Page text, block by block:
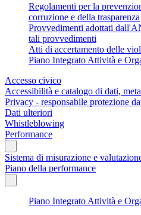
Regolamenti per la
corruzione e della trasparenza
Provvedimenti adottati
tali provvedimenti
Atti di accertamento delle
Piano Integrato Attività e
Accesso civico
Accessibilità e catalogo di dati,
Privacy - responsabile protezione
Dati ulteriori
Whistleblowing
Performance
Sistema di misurazione e
Piano della performance
Piano Integrato Attività e